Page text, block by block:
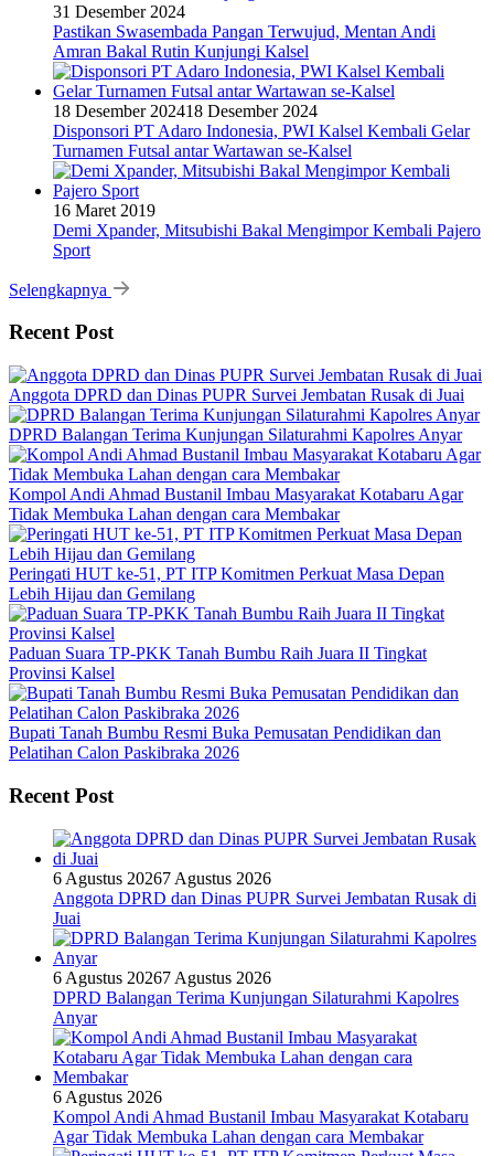
31 Desember 2024
Pastikan Swasembada Pangan Terwujud, Mentan Andi
Amran Bakal Rutin Kunjungi Kalsel
18 Desember 202418 Desember 2024
Disponsori PT Adaro Indonesia, PWI Kalsel Kembali Gelar
Turnamen Futsal antar Wartawan se-Kalsel
16 Maret 2019
Demi Xpander, Mitsubishi Bakal Mengimpor Kembali Pajero
Sport
Selengkapnya
Recent Post
Anggota DPRD dan Dinas PUPR Survei Jembatan Rusak di Juai
DPRD Balangan Terima Kunjungan Silaturahmi Kapolres Anyar
Kompol Andi Ahmad Bustanil Imbau Masyarakat Kotabaru Agar
Tidak Membuka Lahan dengan cara Membakar
Peringati HUT ke-51, PT ITP Komitmen Perkuat Masa Depan
Lebih Hijau dan Gemilang
Paduan Suara TP-PKK Tanah Bumbu Raih Juara II Tingkat
Provinsi Kalsel
Bupati Tanah Bumbu Resmi Buka Pemusatan Pendidikan dan
Pelatihan Calon Paskibraka 2026
Recent Post
6 Agustus 20267 Agustus 2026
Anggota DPRD dan Dinas PUPR Survei Jembatan Rusak di
Juai
6 Agustus 20267 Agustus 2026
DPRD Balangan Terima Kunjungan Silaturahmi Kapolres
Anyar
6 Agustus 2026
Kompol Andi Ahmad Bustanil Imbau Masyarakat Kotabaru
Agar Tidak Membuka Lahan dengan cara Membakar